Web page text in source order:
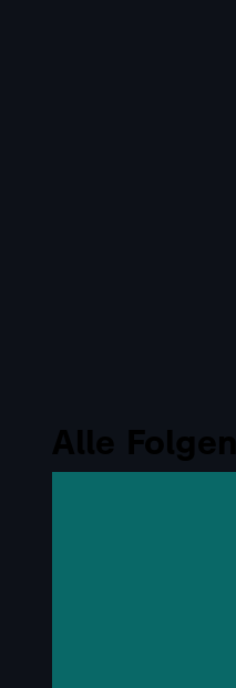
Alle Folgen